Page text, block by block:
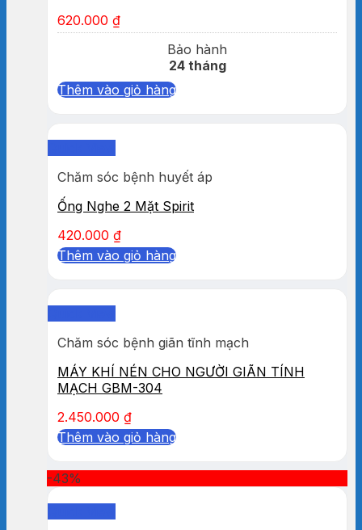
620.000 ₫
Bảo hành
24 tháng
Thêm vào giỏ hàng
Chăm sóc bệnh huyết áp
Ống Nghe 2 Mặt Spirit
420.000 ₫
Thêm vào giỏ hàng
Chăm sóc bệnh giãn tĩnh mạch
MÁY KHÍ NÉN CHO NGƯỜI GIÃN TÍNH
MẠCH GBM-304
2.450.000 ₫
Thêm vào giỏ hàng
-43%